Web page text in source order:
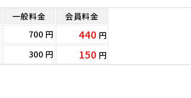
一般料金 会員料金
700 円 440 円
300 円 150 円